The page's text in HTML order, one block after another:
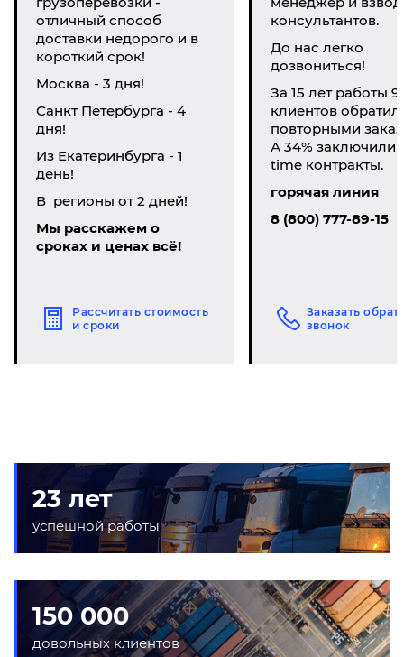
отличный способ
доставки недорого и в
короткий срок!
Москва - 3 дня!
Санкт Петербурга - 4
дня!
Из Екатеринбурга - 1
день!
В регионы от 2 дней!
Мы расскажем о
сроках и ценах всё!
Рассчитать стоимость
и сроки
консультантов.
До нас легко
дозвониться!
За 15 лет работы
клиентов
повторными
А 34% заключили
time контракты.
горячая линия
8 (800) 777-89-15
Заказать
звонок
23 лет
успешной работы
150 000
довольных клиентов